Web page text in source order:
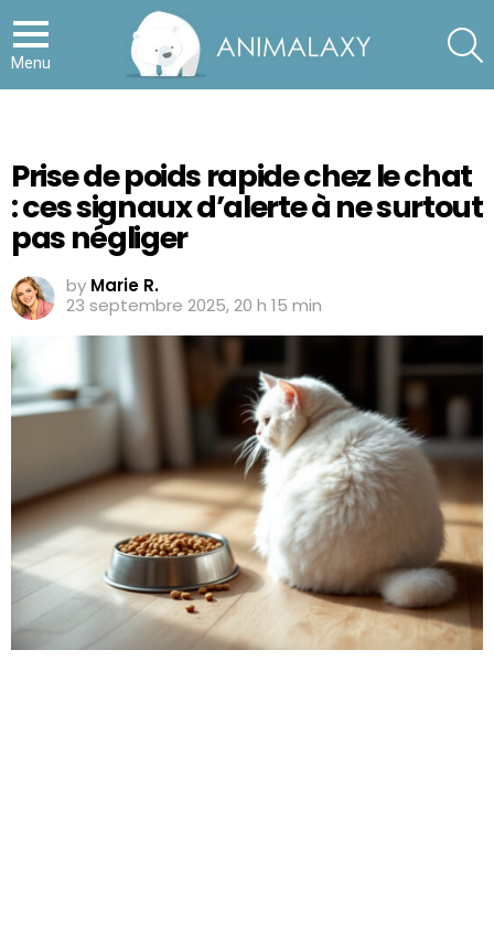
Menu
Prise de poids rapide chez le chat
: ces signaux d’alerte à ne surtout
pas négliger
by Marie R.
23 septembre 2025, 20 h 15 min